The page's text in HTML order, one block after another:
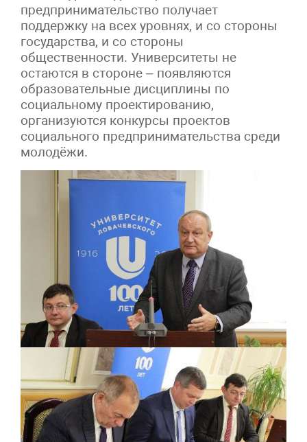
предпринимательство получает
поддержку на всех уровнях, и со стороны
государства, и со стороны
общественности. Университеты не
остаются в стороне – появляются
образовательные дисциплины по
социальному проектированию,
организуются конкурсы проектов
социального предпринимательства среди
молодёжи.